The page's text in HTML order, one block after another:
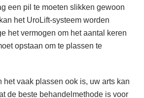
een pil te moeten slikken gewoon
het UroLift-systeem worden
het vermogen om het aantal keren
opstaan om te plassen te
het vaak plassen ook is, uw arts kan
de beste behandelmethode is voor